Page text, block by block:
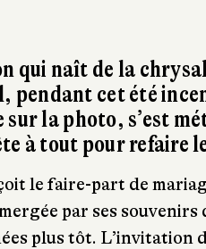
qui naît de la
pendant cet été
sur la photo, s’est
à tout pour refaire
le faire-part de
par ses souvenirs
plus tôt. L’invitation